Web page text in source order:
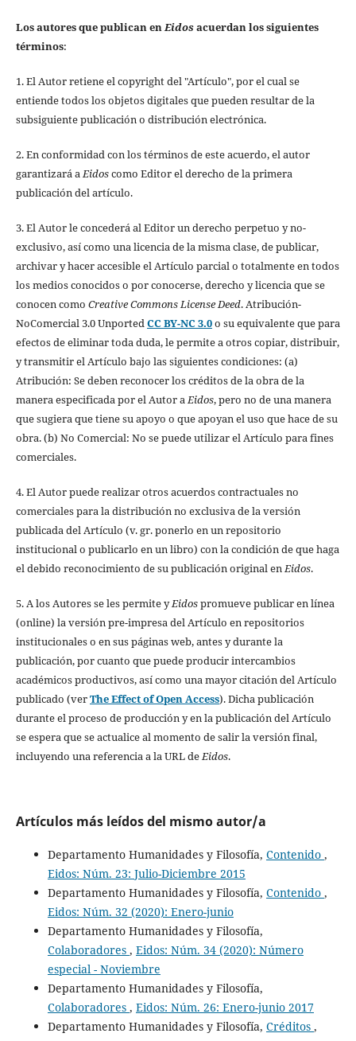
Los autores que publican enEidosacuerdan los siguientes
términos:
1. El Autor retiene el copyright del "Artículo", por el cual se
entiende todos los objetos digitales que pueden resultar de la
subsiguiente publicación o distribución electrónica.
2. En conformidad con los términos de este acuerdo, el autor
garantizará aEidoscomo Editor el derecho de la primera
publicación del artículo.
3. El Autor le concederá al Editor un derecho perpetuo y no-
exclusivo, así como una licencia de la misma clase, de publicar,
archivar y hacer accesible el Artículo parcial o totalmente en todos
los medios conocidos o por conocerse, derecho y licencia que se
conocen como Creative Commons License Deed. Atribución-
NoComercial 3.0 UnportedCC BY-NC 3.0o su equivalente que para
efectos de eliminar toda duda, le permite a otros copiar, distribuir,
y transmitir el Artículo bajo las siguientes condiciones: (a)
Atribución: Se deben reconocer los créditos de la obra de la
manera especificada por el Autor aEidos, pero no de una manera
que sugiera que tiene su apoyo o que apoyan el uso que hace de su
obra. (b) No Comercial: No se puede utilizar el Artículo para fines
comerciales.
4. El Autor puede realizar otros acuerdos contractuales no
comerciales para la distribución no exclusiva de la versión
publicada del Artículo (v. gr. ponerlo en un repositorio
institucional o publicarlo en un libro) con la condición de que haga
el debido reconocimiento de su publicación original enEidos.
5. A los Autores se les permite yEidospromueve publicar en línea
(online) la versión pre-impresa del Artículo en repositorios
institucionales o en sus páginas web, antes y durante la
publicación, por cuanto que puede producir intercambios
académicos productivos, así como una mayor citación del Artículo
publicado (verThe Effect of Open Access). Dicha publicación
durante el proceso de producción y en la publicación del Artículo
se espera que se actualice al momento de salir la versión final,
incluyendo una referencia a la URL deEidos.
Artículos más leídos del mismo autor/a
Departamento Humanidades y Filosofía, Contenido ,
Eidos: Núm. 23: Julio-Diciembre 2015
Departamento Humanidades y Filosofía, Contenido ,
Eidos: Núm. 32 (2020): Enero-junio
Departamento Humanidades y Filosofía,
Colaboradores , Eidos: Núm. 34 (2020): Número
especial - Noviembre
Departamento Humanidades y Filosofía,
Colaboradores , Eidos: Núm. 26: Enero-junio 2017
Departamento Humanidades y Filosofía, Créditos ,